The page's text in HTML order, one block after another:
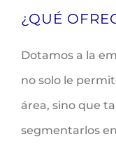
¿QUÉ
Dotamos a la
no solo le
área, sino que
segmentarlos